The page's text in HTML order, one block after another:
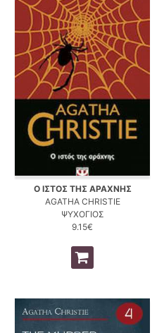
Ο ΙΣΤΟΣ ΤΗΣ ΑΡΑΧΝΗΣ
AGATHA CHRISTIE
ΨΥΧΟΓΙΟΣ
9.15€